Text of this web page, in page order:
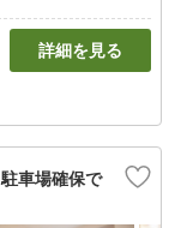
詳細を見る
車場確保で